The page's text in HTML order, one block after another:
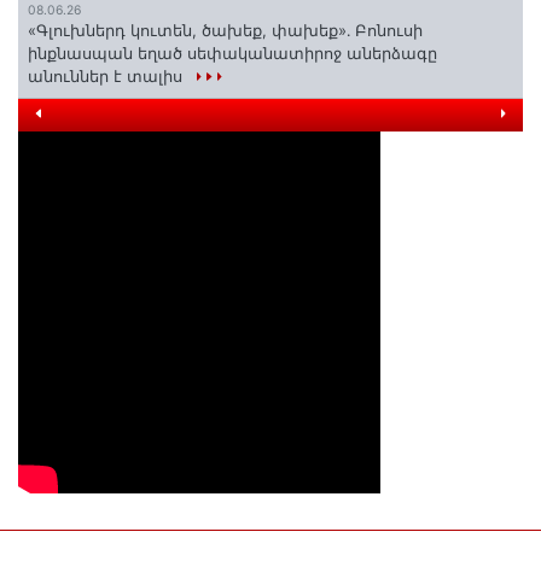
08.06.26
«Գլուխներդ կուտեն, ծախեք, փախեք»․ Բոնուսի
ինքնասպան եղած սեփականատիրոջ աներձագը
անուններ է տալիս